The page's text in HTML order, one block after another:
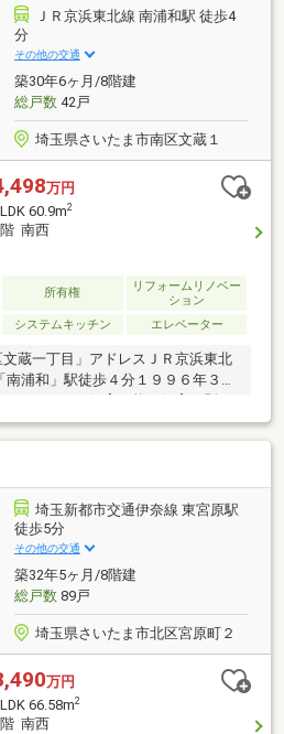
パルコ店 徒歩3分(約220m)・高砂小
ご希望の住まい探しをお手伝
・・物件の詳細・ご相談はお気
ださい。
ＪＲ京浜東北線 南浦和駅 徒歩4
分
その他の交通
築30年6ヶ月/8階建
総戸数42戸
埼玉県さいたま市南区文蔵１
万円
60.9m2
南西
所有権
リフォームリノベー
ション
システムキッチン エレベーター
文蔵一丁目」アドレスＪＲ京浜東北
浦和」駅徒歩４分１９９６年３月
５階部分南西向き住戸・陽当た
ベーション内容～（２０２６年２
テムキッチン交換（浄水器一体型
ユニットバス交換・洗面化粧台交
クロス張替・建具交換・フローリ
用防水パン交換 ・給湯器交換
は永続的に保証されるものではあ
埼玉新都市交通伊奈線 東宮原駅
徒歩5分
その他の交通
築32年5ヶ月/8階建
総戸数89戸
埼玉県さいたま市北区宮原町２
万円
66.58m2
南西